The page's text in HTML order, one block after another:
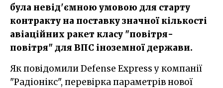
була невід'ємною умовою для старту
контракту на поставку значної кількості
авіаційних ракет класу "повітря-
повітря" для ВПС іноземної держави.
Як повідомили Defense Express у компанії
"Радіонікс", перевірка параметрів нової